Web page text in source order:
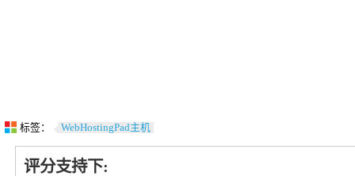
标签： WebHostingPad主机
评分支持下: